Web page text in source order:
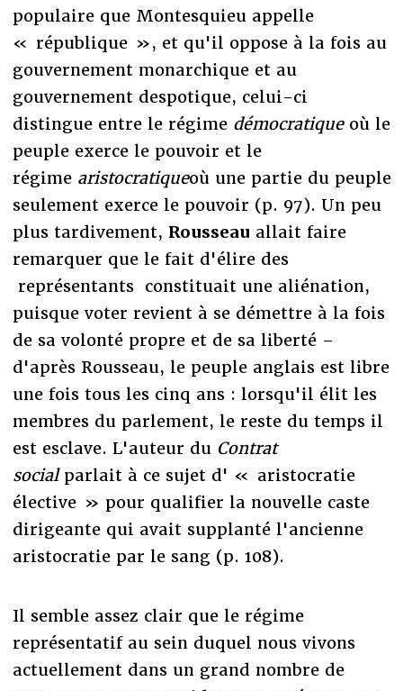
populaire que Montesquieu appelle
« république », et qu'il oppose à la fois au
gouvernement monarchique et au
gouvernement despotique, celui-ci
distingue entre le régime démocratiqueoù le
peuple exerce le pouvoir et le
régime aristocratiqueoù une partie du peuple
seulement exerce le pouvoir (p. 97). Un peu
plus tardivement, Rousseau allait faire
remarquer que le fait d'élire des
représentants constituait une aliénation,
puisque voter revient à se démettre à la fois
de sa volonté propre et de sa liberté –
d'après Rousseau, le peuple anglais est libre
une fois tous les cinq ans : lorsqu'il élit les
membres du parlement, le reste du temps il
est esclave. L'auteur du Contrat
socialparlait à ce sujet d' « aristocratie
élective » pour qualifier la nouvelle caste
dirigeante qui avait supplanté l'ancienne
aristocratie par le sang (p. 108).
Il semble assez clair que le régime
représentatif au sein duquel nous vivons
actuellement dans un grand nombre de